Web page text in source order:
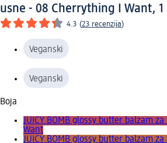
usne - 08 Cherrything I Want, 1
4.3 (23 recenzija)
Veganski
Veganski
Boja
JUICY BOMB glossy butter balzam
Want
JUICY BOMB glossy butter balzam